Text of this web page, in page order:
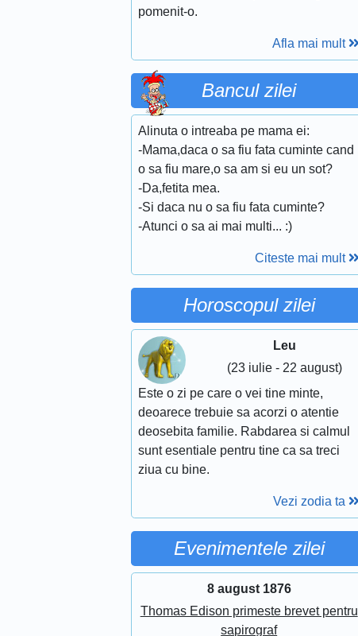
pomenit-o.
Afla mai mult
Bancul zilei
Alinuta o intreaba pe mama ei:
-Mama,daca o sa fiu fata cuminte cand
o sa fiu mare,o sa am si eu un sot?
-Da,fetita mea.
-Si daca nu o sa fiu fata cuminte?
-Atunci o sa ai mai multi... :)
Citeste mai mult
Horoscopul zilei
Leu
(23 iulie - 22 august)
Este o zi pe care o vei tine minte,
deoarece trebuie sa acorzi o atentie
deosebita familie. Rabdarea si calmul
sunt esentiale pentru tine ca sa treci
ziua cu bine.
Vezi zodia ta
Evenimentele zilei
8 august 1876
Thomas Edison primeste brevet pentru
sapirograf